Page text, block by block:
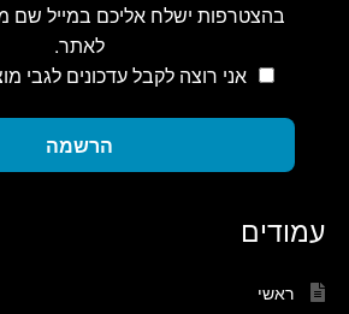
בהצטרפות ישלח אליכם במייל
לאתר.
אני רוצה לקבל עדכונים לגבי
הרשמה
עמודים
ראשי